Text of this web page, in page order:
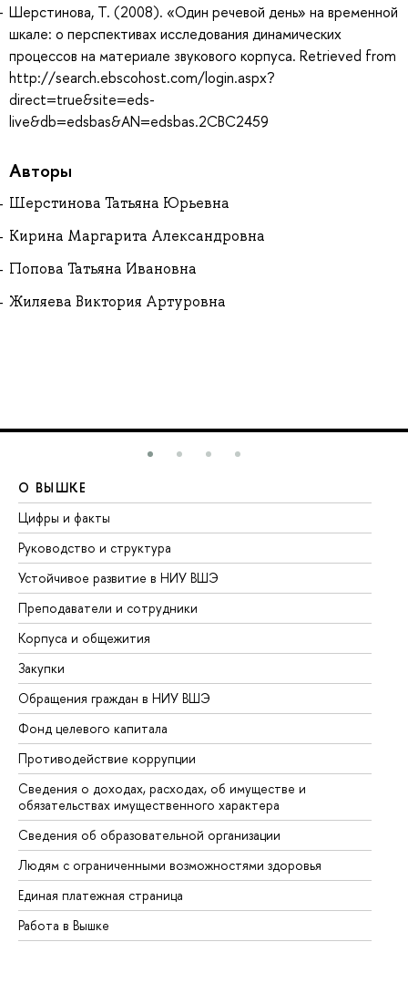
Шерстинова, Т. (2008). «Один речевой день» на временной
шкале: о перспективах исследования динамических
процессов на материале звукового корпуса. Retrieved from
http://search.ebscohost.com/login.aspx?
direct=true&site=eds-
live&db=edsbas&AN=edsbas.2CBC2459
Авторы
Шерстинова Татьяна Юрьевна
Кирина Маргарита Александровна
Попова Татьяна Ивановна
Жиляева Виктория Артуровна
О ВЫШКЕ
Цифры и факты
Руководство и структура
Устойчивое развитие в НИУ ВШЭ
Преподаватели и сотрудники
Корпуса и общежития
Закупки
Обращения граждан в НИУ ВШЭ
Фонд целевого капитала
Противодействие коррупции
Сведения о доходах, расходах, об имуществе и
обязательствах имущественного характера
Сведения об образовательной организации
Людям с ограниченными возможностями здоровья
Единая платежная страница
Работа в Вышке